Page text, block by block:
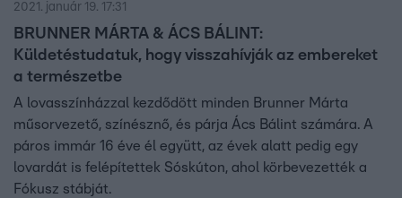
2021. január 19. 17:31
BRUNNER MÁRTA & ÁCS BÁLINT:
Küldetéstudatuk, hogy visszahívják az embereket
a természetbe
A lovasszínházzal kezdődött minden Brunner Márta
műsorvezető, színésznő, és párja Ács Bálint számára. A
páros immár 16 éve él együtt, az évek alatt pedig egy
lovardát is felépítettek Sóskúton, ahol körbevezették a
Fókusz stábját.